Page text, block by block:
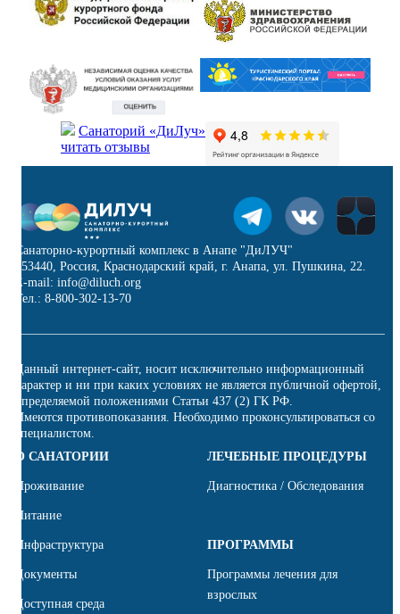
Санаторий «ДиЛуч»
читать отзывы
Санаторно-курортный комплекс в Анапе "ДиЛУЧ"
353440, Россия, Краснодарский край, г. Анапа, ул. Пушкина, 22.
E-mail: info@diluch.org
Тел.: 8-800-302-13-70
Данный интернет-сайт, носит исключительно информационный
характер и ни при каких условиях не является публичной офертой,
определяемой положениями Статьи 437 (2) ГК РФ.
Имеются противопоказания. Необходимо проконсультироваться со
специалистом.
О САНАТОРИИ
Проживание
Питание
Инфраструктура
Документы
Доступная среда
ЛЕЧЕБНЫЕ ПРОЦЕДУРЫ
Диагностика / Обследования
ПРОГРАММЫ
Программы лечения для
взрослых